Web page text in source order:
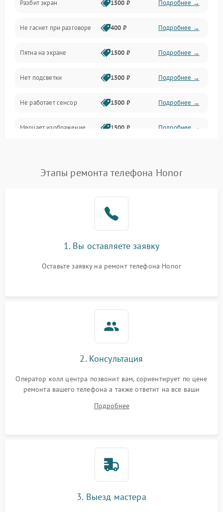
Проблемы с дисплеем и сенсором
Зарядка
Проблемы с питанием, зарядкой и аккумулятором
Проблемы с работой системы, корпусом и другие
Разбит экран 1500 ₽ Подробнее →
Не гаснет при разговоре 400 ₽ Подробнее →
Пятна на экране 1500 ₽ Подробнее →
Нет подсветки 1500 ₽ Подробнее →
Не работает сенсор 1500 ₽ Подробнее →
Мерцает изображение 1500 ₽ Подробнее →
Не работает Face ID 4000 ₽ Подробнее →
Этапы ремонта телефона Honor
1. Вы оставляете заявку
Оставьте заявку на ремонт телефона Honor
2. Консультация
Оператор колл центра позвонит вам, сориентирует по цене
ремонта вашего телефона а также ответит на все ваши
Подробнее
3. Выезд мастера